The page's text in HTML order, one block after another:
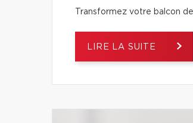
Transformez votre balcon
LIRE LA SUITE